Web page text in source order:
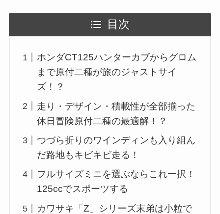
目次
ホンダCT125ハンターカブからグロム
まで原付二種が旅のジャストサイ
ズ！？
走り・デザイン・積載性が全部揃った
休日冒険原付二種の最適解！？
つづら折りのワインディンも入り組ん
だ路地もキビキビ走る！
フルサイズミニを選ぶならこれ一択！
125ccでスポーツする
カワサキ「Z」シリーズ末弟は小粒で